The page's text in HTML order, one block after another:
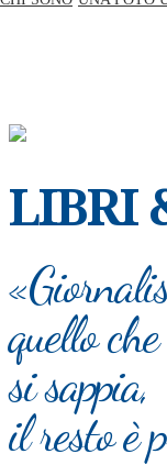
LIBRI
quello
si sappia,
il resto è